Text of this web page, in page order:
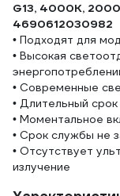
G13, 4000К,
4690612030982
• Подходят для
• Высокая
• Современные
• Длительный
• Моментальное
• Срок службы не
• Отсутствует
излучение